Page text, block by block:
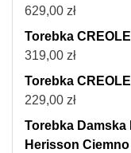
629,00 zł
Torebka
319,00 zł
Torebka
229,00 zł
Torebka
Herisson